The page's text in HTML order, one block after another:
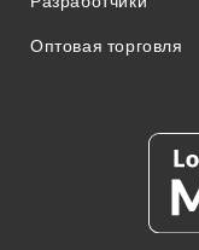
Оптовая торговля